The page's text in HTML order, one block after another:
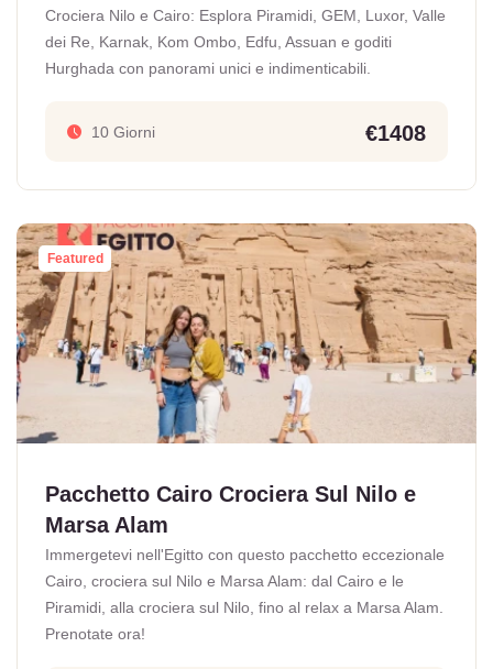
Crociera Nilo e Cairo: Esplora Piramidi, GEM, Luxor, Valle
dei Re, Karnak, Kom Ombo, Edfu, Assuan e goditi
Hurghada con panorami unici e indimenticabili.
10 Giorni €1408
Featured
Pacchetto Cairo Crociera Sul Nilo e
Marsa Alam
Immergetevi nell'Egitto con questo pacchetto eccezionale
Cairo, crociera sul Nilo e Marsa Alam: dal Cairo e le
Piramidi, alla crociera sul Nilo, fino al relax a Marsa Alam.
Prenotate ora!